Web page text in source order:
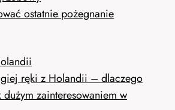
ostatnie pożegnanie
ręki z Holandii – dlaczego
dużym zainteresowaniem w